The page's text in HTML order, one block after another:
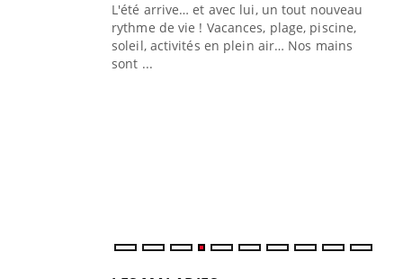
L'été arrive… et avec lui, un tout nouveau
rythme de vie ! Vacances, plage, piscine,
soleil, activités en plein air… Nos mains
sont ...